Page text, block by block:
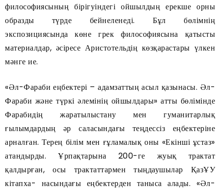
философиясының бірігуіндегі ойшылдың ерекше орны
образды түрде бейнеленеді. Бұл бөлімнің
экспозициясында көне грек философиясына қатысты
материалдар, әсіресе Аристотельдің көзқарастары үлкен
мәнге ие.
«Әл-Фараби еңбектері – адамзаттың асыл қазынасы. Әл-
Фараби және түркі әлемінің ойшылдары» атты бөлімінде
Фарабидің жаратылыстану мен гуманитарлық
ғылымдардың әр саласындағы теңдессіз еңбектеріне
арналған. Терең білім мен ғұламалық оны «Екінші ұстаз»
атандырды. Ұрпақтарына 200-ге жуық трактат
қалдырған, осы трактаттармен тыңдаушылар ҚазҰУ
кітапха- насындағы еңбектерден таныса алады. «Әл-